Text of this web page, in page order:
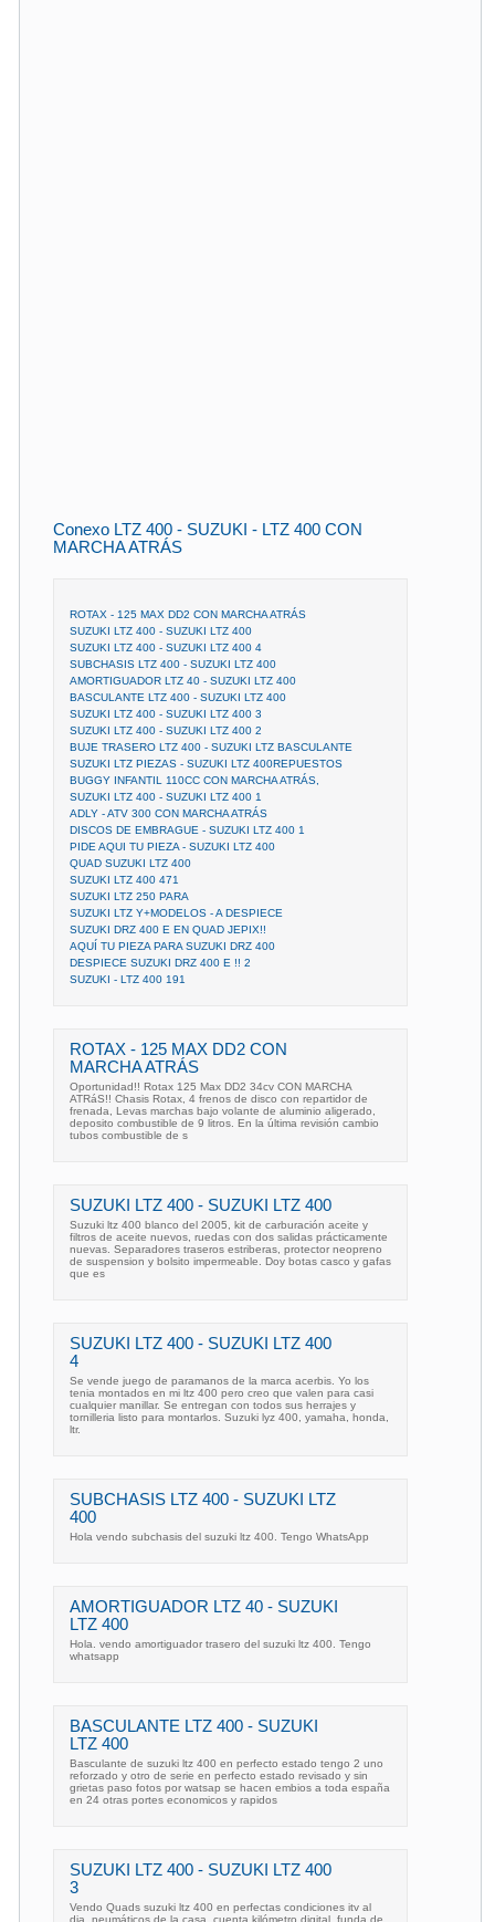
Conexo LTZ 400 - SUZUKI - LTZ 400 CON
MARCHA ATRÁS
ROTAX - 125 MAX DD2 CON MARCHA ATRÁS
SUZUKI LTZ 400 - SUZUKI LTZ 400
SUZUKI LTZ 400 - SUZUKI LTZ 400 4
SUBCHASIS LTZ 400 - SUZUKI LTZ 400
AMORTIGUADOR LTZ 40 - SUZUKI LTZ 400
BASCULANTE LTZ 400 - SUZUKI LTZ 400
SUZUKI LTZ 400 - SUZUKI LTZ 400 3
SUZUKI LTZ 400 - SUZUKI LTZ 400 2
BUJE TRASERO LTZ 400 - SUZUKI LTZ BASCULANTE
SUZUKI LTZ PIEZAS - SUZUKI LTZ 400REPUESTOS
BUGGY INFANTIL 110CC CON MARCHA ATRÁS,
SUZUKI LTZ 400 - SUZUKI LTZ 400 1
ADLY - ATV 300 CON MARCHA ATRÁS
DISCOS DE EMBRAGUE - SUZUKI LTZ 400 1
PIDE AQUI TU PIEZA - SUZUKI LTZ 400
QUAD SUZUKI LTZ 400
SUZUKI LTZ 400 471
SUZUKI LTZ 250 PARA
SUZUKI LTZ Y+MODELOS - A DESPIECE
SUZUKI DRZ 400 E EN QUAD JEPIX!!
AQUÍ TU PIEZA PARA SUZUKI DRZ 400
DESPIECE SUZUKI DRZ 400 E !! 2
SUZUKI - LTZ 400 191
ROTAX - 125 MAX DD2 CON
MARCHA ATRÁS
Oportunidad!! Rotax 125 Max DD2 34cv CON MARCHA
ATRáS!! Chasis Rotax, 4 frenos de disco con repartidor de
frenada, Levas marchas bajo volante de aluminio aligerado,
deposito combustible de 9 litros. En la última revisión cambio
tubos combustible de s
SUZUKI LTZ 400 - SUZUKI LTZ 400
Suzuki ltz 400 blanco del 2005, kit de carburación aceite y
filtros de aceite nuevos, ruedas con dos salidas prácticamente
nuevas. Separadores traseros estriberas, protector neopreno
de suspension y bolsito impermeable. Doy botas casco y gafas
que es
SUZUKI LTZ 400 - SUZUKI LTZ 400
4
Se vende juego de paramanos de la marca acerbis. Yo los
tenia montados en mi ltz 400 pero creo que valen para casi
cualquier manillar. Se entregan con todos sus herrajes y
tornilleria listo para montarlos. Suzuki lyz 400, yamaha, honda,
ltr.
SUBCHASIS LTZ 400 - SUZUKI LTZ
400
Hola vendo subchasis del suzuki ltz 400. Tengo WhatsApp
AMORTIGUADOR LTZ 40 - SUZUKI
LTZ 400
Hola. vendo amortiguador trasero del suzuki ltz 400. Tengo
whatsapp
BASCULANTE LTZ 400 - SUZUKI
LTZ 400
Basculante de suzuki ltz 400 en perfecto estado tengo 2 uno
reforzado y otro de serie en perfecto estado revisado y sin
grietas paso fotos por watsap se hacen embios a toda españa
en 24 otras portes economicos y rapidos
SUZUKI LTZ 400 - SUZUKI LTZ 400
3
Vendo Quads suzuki ltz 400 en perfectas condiciones itv al
dia, neumáticos de la casa, cuenta kilómetro digital, funda de